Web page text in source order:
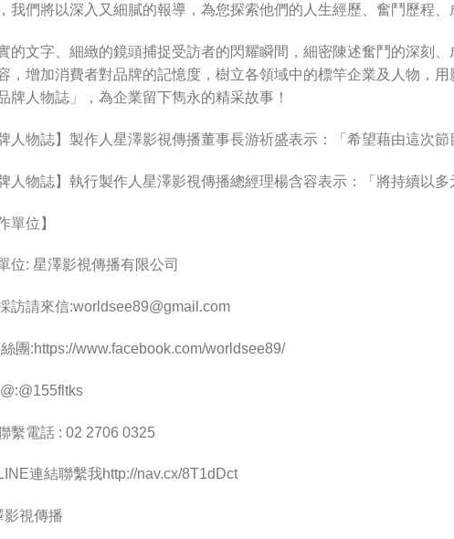
我們將以深入又細膩的報導，為您探索他們的人生經歷、奮鬥歷程
的文字、細緻的鏡頭捕捉受訪者的閃耀瞬間，細密陳述奮鬥的深刻
，增加消費者對品牌的記憶度，樹立各領域中的標竿企業及人物，
牌人物誌」，為企業留下雋永的精采故事！
牌人物誌】製作人星澤影視傳播董事長游祈盛表示：「希望藉由這次
牌人物誌】執行製作人星澤影視傳播總經理楊含容表示：「將持續以
單位】
位: 星澤影視傳播有限公司
訪請來信:worldsee89@gmail.com
團:https://www.facebook.com/worldsee89/
繫電話 : 02 2706 0325
連結聯繫我http://nav.cx/8T1dDct
影視傳播